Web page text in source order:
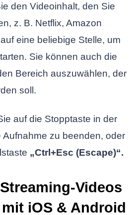
den Videoinhalt, den Sie
z. B. Netflix, Amazon
eine beliebige Stelle, um
Sie können auch die
Bereich auszuwählen, der
soll.
auf die Stopptaste in der
Aufnahme zu beenden, oder
„Ctrl+Esc (Escape)“.
Videos
iOS & Android